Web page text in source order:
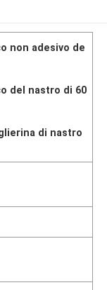
non adesivo de
del nastro di 60
di nastro